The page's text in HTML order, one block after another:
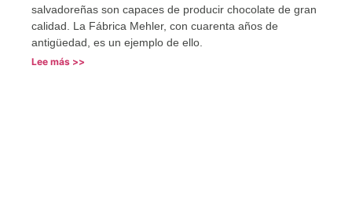
salvadoreñas son capaces de producir chocolate de gran
calidad. La Fábrica Mehler, con cuarenta años de
antigüedad, es un ejemplo de ello.
Lee más >>